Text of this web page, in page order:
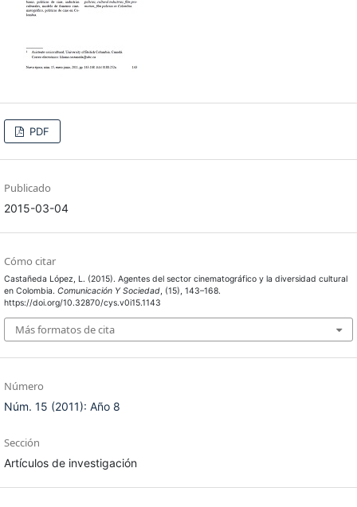
PDF
Publicado
2015-03-04
Cómo citar
Castañeda López, L. (2015). Agentes del sector cinematográfico y la diversidad cultural
en Colombia. Comunicación Y Sociedad, (15), 143–168.
https://doi.org/10.32870/cys.v0i15.1143
Más formatos de cita
Número
Núm. 15 (2011): Año 8
Sección
Artículos de investigación